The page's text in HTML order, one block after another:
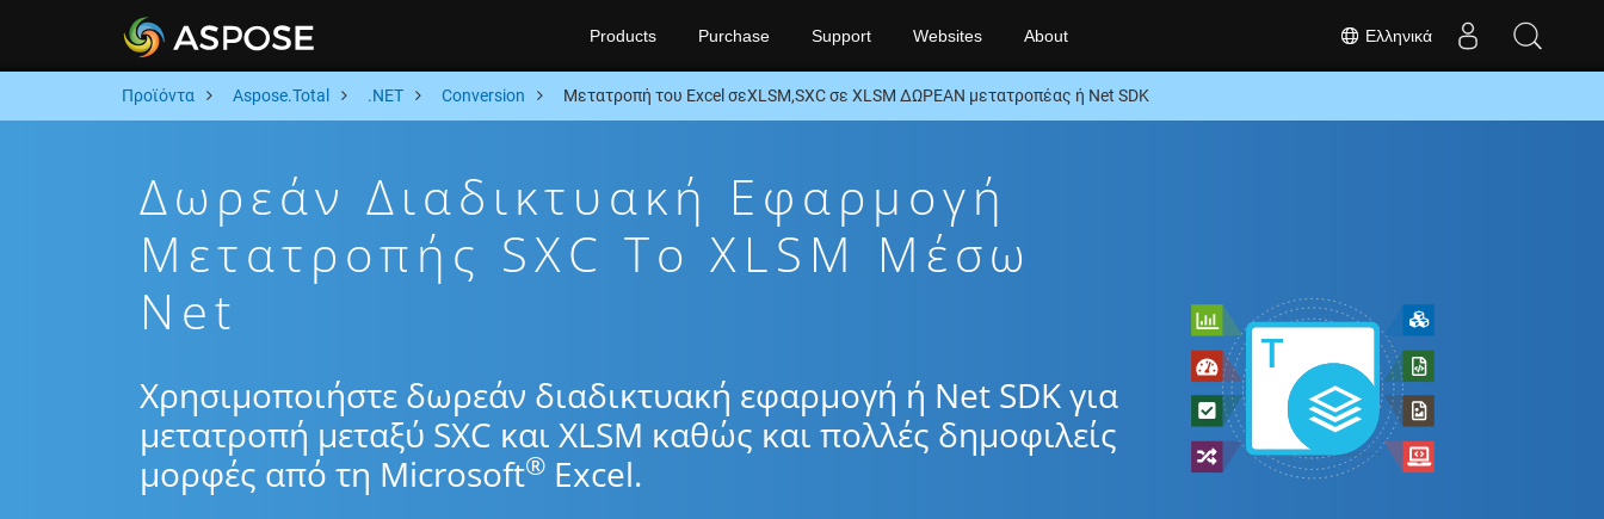
Ελληνικά
Products Purchase Support Websites About
Προϊόντα Aspose.Total .NET Conversion Μετατροπή του Excel σεXLSM,SXC σε XLSM ΔΩΡΕΑΝ μετατροπέας ή Net SDK
Δωρεάν Διαδικτυακή Εφαρμογή
Μετατροπής SXC To XLSM Μέσω
Net
Χρησιμοποιήστε δωρεάν διαδικτυακή εφαρμογή ή Net SDK για
μετατροπή μεταξύ SXC και XLSM καθώς και πολλές δημοφιλείς
μορφές από τη Microsoft® Excel.